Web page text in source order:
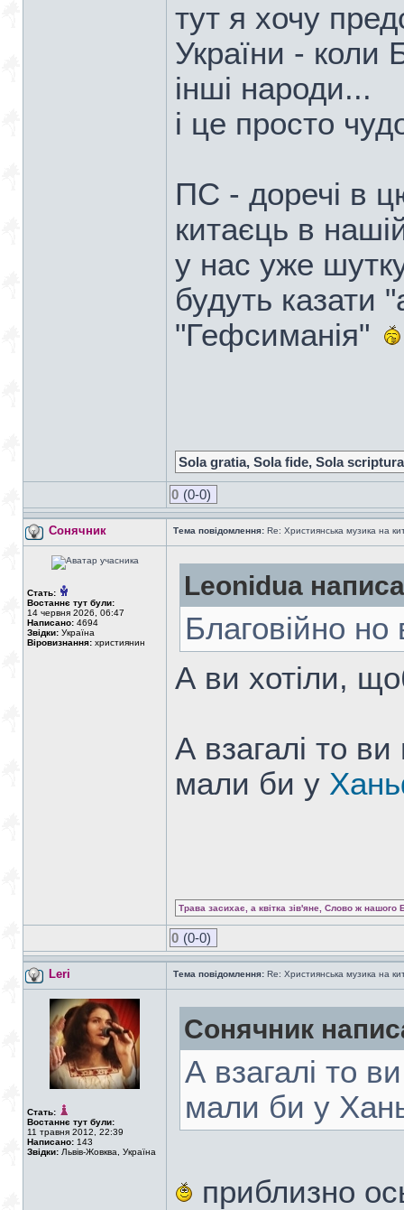
тут я хочу
України - коли
інші народи...
і це просто
ПС - доречі в
китаєць в
у нас уже
будуть казати
"Гефсиманія"
Sola gratia, Sola fide, Sola scriptura
0 (0-0)
Сонячник Тема повідомлення: Re: Християнська музика на
Стать:
Востаннє тут були:
14 червня 2026, 06:47
Написано: 4694
Звідки: Україна
Віровизнання: християнин
Leonidua
Благовійно
А ви хотіли,
А взагалі то
мали би у
Трава засихає, а квітка зів'яне, Слово ж нашого
0 (0-0)
Leri Тема повідомлення: Re: Християнська музика на
Стать:
Востаннє тут були:
11 травня 2012, 22:39
Написано: 143
Звідки: Львів-Жовква, Україна
Сонячник
А взагалі то
мали би у
приблизно